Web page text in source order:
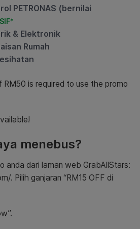
PETRONAS (bernilai
& Elektronik
Rumah
is required to use the promo
menebus?
anda dari laman web GrabAllStars:
. Pilih ganjaran “RM15 OFF di